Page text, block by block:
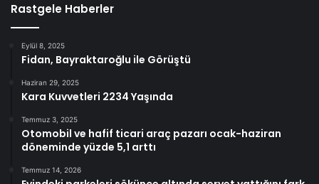
Rastgele Haberler
Eylül 8, 2025
Fidan, Bayraktaroğlu ile Görüştü
Haziran 29, 2025
Kara Kuvvetleri 2234 Yaşında
Temmuz 3, 2025
Otomobil ve hafif ticari araç pazarı ocak-haziran
döneminde yüzde 5,1 arttı
Temmuz 14, 2026